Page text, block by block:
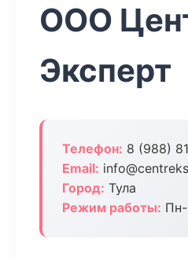
ООО
Эксперт
Телефон: 8 (988)
Email:
Город: Тула
Режим работы: